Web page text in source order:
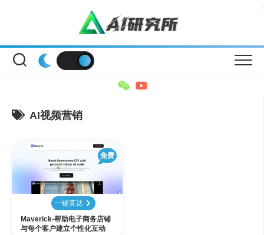
AI视频营销
免费
一键直达
Maverick-帮助电子商务店铺
与每个客户建立个性化互动